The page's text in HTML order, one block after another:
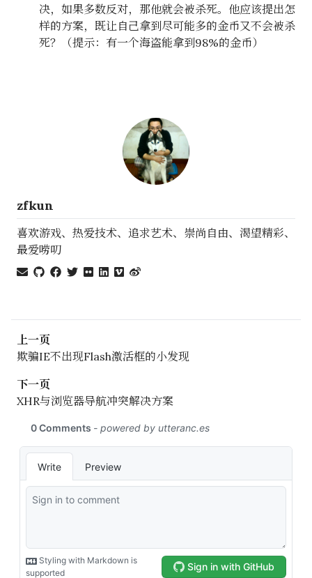
决，如果多数反对，那他就会被杀死。他应该提出怎
样的方案，既让自己拿到尽可能多的金币又不会被杀
死？（提示：有一个海盗能拿到98%的金币）
zfkun
喜欢游戏、热爱技术、追求艺术、崇尚自由、渴望精彩、
最爱唠叨
上一页
欺骗IE不出现Flash激活框的小发现
下一页
XHR与浏览器导航冲突解决方案